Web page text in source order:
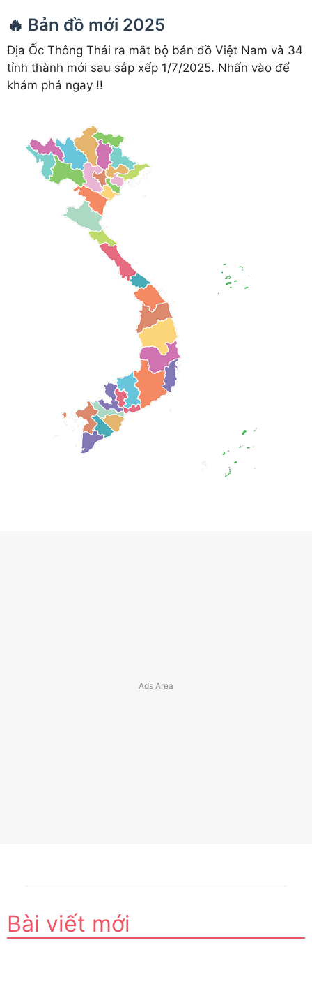
🔥 Bản đồ mới 2025
Địa Ốc Thông Thái ra mắt bộ bản đồ Việt Nam và 34
tỉnh thành mới sau sắp xếp 1/7/2025. Nhấn vào để
khám phá ngay !!
Bài viết mới